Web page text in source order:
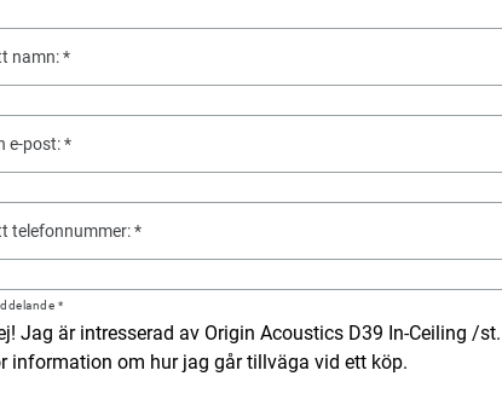
namn:
e-post:
telefonnummer: